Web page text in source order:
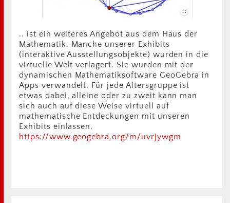
.. ist ein weiteres Angebot aus dem Haus der
Mathematik. Manche unserer Exhibits
(interaktive Ausstellungsobjekte) wurden in die
virtuelle Welt verlagert. Sie wurden mit der
dynamischen Mathematiksoftware GeoGebra in
Apps verwandelt. Für jede Altersgruppe ist
etwas dabei, alleine oder zu zweit kann man
sich auch auf diese Weise virtuell auf
mathematische Entdeckungen mit unseren
Exhibits einlassen.
https://www.geogebra.org/m/uvrjywgm